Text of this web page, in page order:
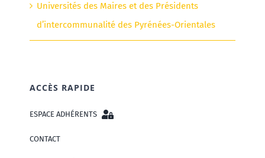
Universités des Maires et des Présidents
d’intercommunalité des Pyrénées-Orientales
ACCÈS RAPIDE
ESPACE ADHÉRENTS
CONTACT